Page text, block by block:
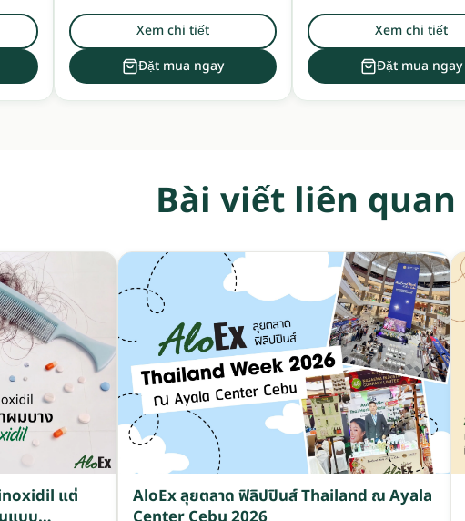
Xem chi tiết
Đặt mua ngay
Xem chi tiết
Đặt mua ngay
Bài viết liên quan
แต่
AloEx ลุยตลาด ฟิลิปปินส์ Thailand ณ Ayala